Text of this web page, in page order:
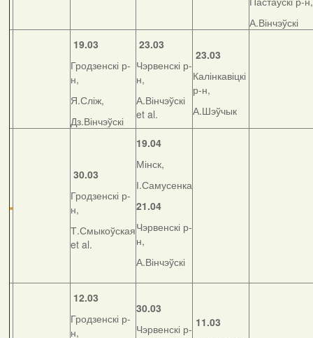
А.Вінчэўскі
19.03
Гродзенскі р-
н,
Я.Сліж,
Дз.Вінчэўскі
23.03
Чэрвенскі р-
н,
А.Вінчэўскі
et al.
23.03
Калінкавіцкі
р-н,
А.Шэўчык
30.03
Гродзенскі р-
н,
Т.Смыкоўская
et al.
19.04
Мінск,
І.Самусенка
21.04
Чэрвенскі р-
н,
А.Вінчэўскі
12.03
Гродзенскі р-
н,
30.03
Чэрвенскі р- 11.03